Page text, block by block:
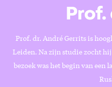
Prof.
Prof. dr. André Gerrits is
Leiden. Na zijn studie zocht
bezoek was het begin van een